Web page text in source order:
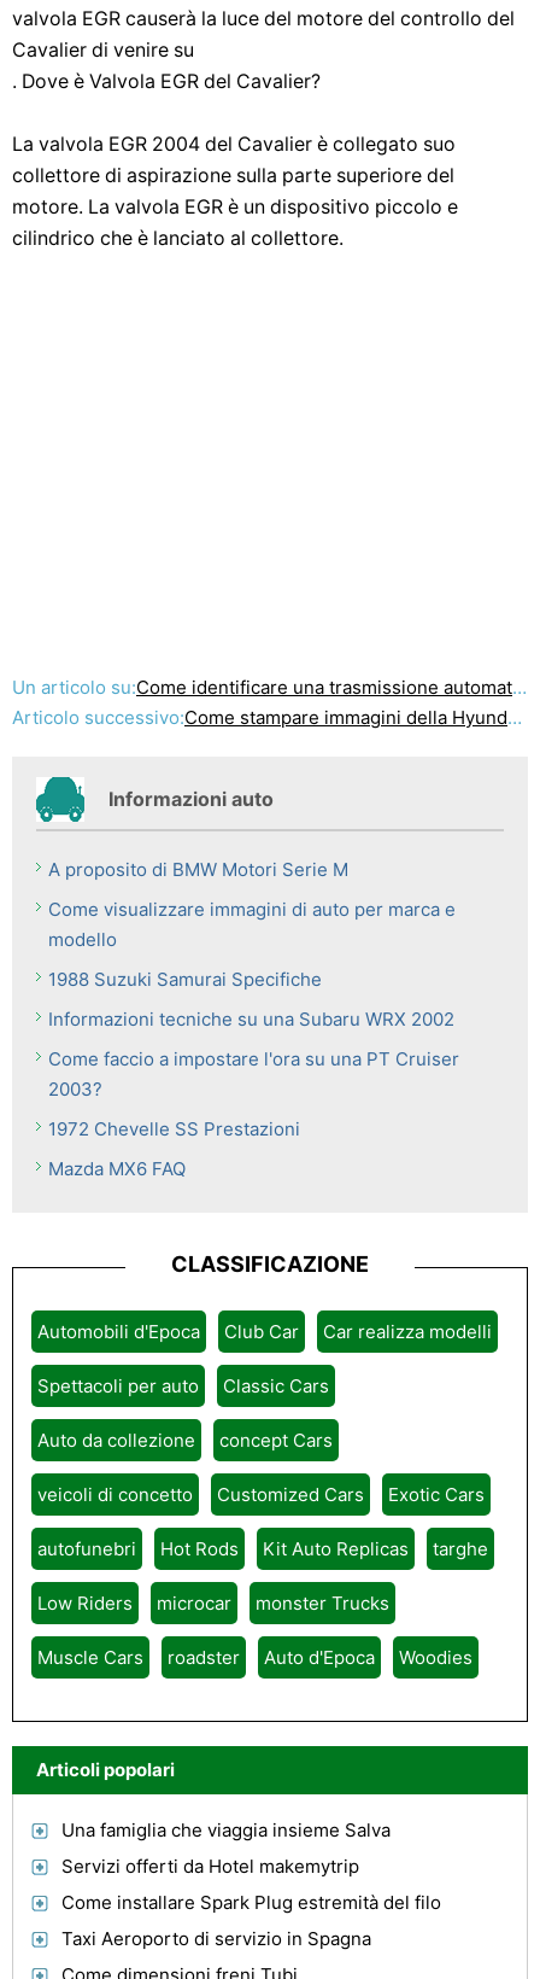
valvola EGR causerà la luce del motore del controllo del
Cavalier di venire su
. Dove è Valvola EGR del Cavalier?
La valvola EGR 2004 del Cavalier è collegato suo
collettore di aspirazione sulla parte superiore del
motore. La valvola EGR è un dispositivo piccolo e
cilindrico che è lanciato al collettore.
Un articolo su:Come identificare una trasmissione automatica a un 1997 Jeep Cherokee
Articolo successivo:Come stampare immagini della Hyundai Verna
Informazioni auto
A proposito di BMW Motori Serie M
Come visualizzare immagini di auto per marca e
modello
1988 Suzuki Samurai Specifiche
Informazioni tecniche su una Subaru WRX 2002
Come faccio a impostare l'ora su una PT Cruiser
2003?
1972 Chevelle SS Prestazioni
Mazda MX6 FAQ
CLASSIFICAZIONE
Automobili d'Epoca Club Car Car realizza modelli
Spettacoli per auto Classic Cars
Auto da collezione concept Cars
veicoli di concetto Customized Cars Exotic Cars
autofunebri Hot Rods Kit Auto Replicas targhe
Low Riders microcar monster Trucks
Muscle Cars roadster Auto d'Epoca Woodies
Articoli popolari
Una famiglia che viaggia insieme Salva
Servizi offerti da Hotel makemytrip
Come installare Spark Plug estremità del filo
Taxi Aeroporto di servizio in Spagna